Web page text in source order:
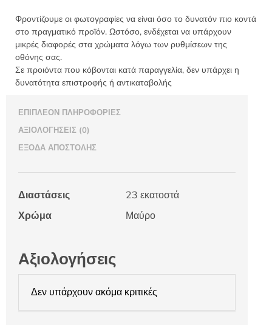
Φροντίζουμε οι φωτογραφίες να είναι όσο το δυνατόν πιο κοντά
στο πραγματικό προϊόν. Ωστόσο, ενδέχεται να υπάρχουν
μικρές διαφορές στα χρώματα λόγω των ρυθμίσεων της
οθόνης σας.
Σε προιόντα που κόβονται κατά παραγγελία, δεν υπάρχει η
δυνατότητα επιστροφής ή αντικαταβολής
ΕΠΙΠΛΈΟΝ ΠΛΗΡΟΦΟΡΊΕΣ
ΑΞΙΟΛΟΓΉΣΕΙΣ (0)
ΈΞΟΔΑ ΑΠΟΣΤΟΛΉΣ
Διαστάσεις
23 εκατοστά
Χρώμα
Μαύρο
Αξιολογήσεις
Δεν υπάρχουν ακόμα κριτικές